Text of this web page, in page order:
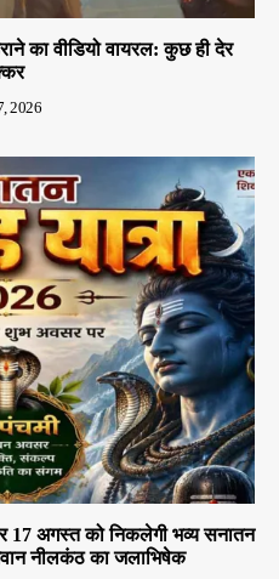
का वीडियो वायरल: कुछ ही देर
2026
17 अगस्त को निकलेगी भव्य सनातन
नीलकंठ का जलाभिषेक